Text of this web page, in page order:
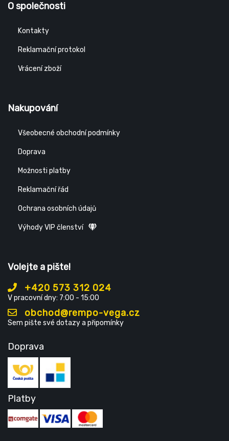
O společnosti
Kontakty
Reklamační protokol
Vrácení zboží
Nakupování
Všeobecné obchodní podmínky
Doprava
Možnosti platby
Reklamační řád
Ochrana osobních údajů
Výhody VIP členství
Volejte a pište!
+420 573 312 024
V pracovní dny: 7:00 - 15:00
obchod@rempo-vega.cz
Sem pište své dotazy a připomínky
Doprava
Platby